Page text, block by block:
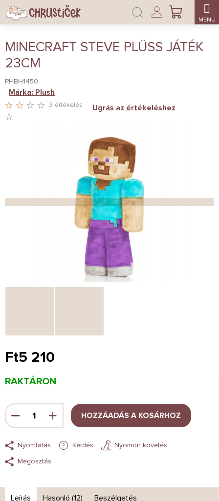
Ugrás
fő
KOSÁR
Bejelentkezés
MINECRAFT STEVE PLÜSS JÁTÉK
23CM
PHBH1450
CSILLAG.
3 értékelés Ugrás az értékeléshez
Márka: Plush
Ft5 210
Egységár:
RAKTÁRON
HOZZÁADÁS A KOSÁRHOZ
Nyomtatás Kérdés
Nyomon követés
Megosztás
Leírás Hasonló (12) Beszélgetés